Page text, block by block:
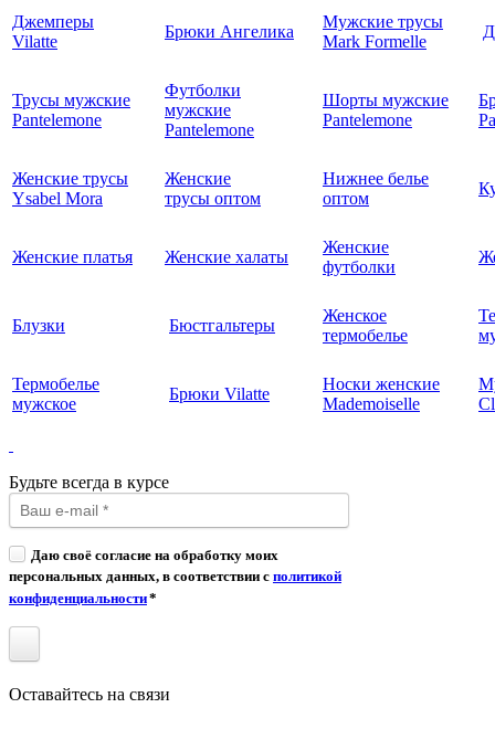
Джемперы
Vilatte
Брюки Ангелика
Мужские трусы
Mark Formelle
Трусы мужские
Pantelemone
Футболки
мужские
Pantelemone
Шорты мужские
Pantelemone
Женские трусы
Ysabel Mora
Женские
трусы оптом
Нижнее белье
оптом
Женские платья Женские халаты
Женские
футболки
Блузки Бюстгальтеры
Женское
термобелье
Термобелье
мужское
Брюки Vilatte
Носки женские
Mademoiselle
Будьте всегда в курсе
Даю своё согласие на обработку моих
персональных данных, в соответствии с политикой
конфиденциальности*
Оставайтесь на связи